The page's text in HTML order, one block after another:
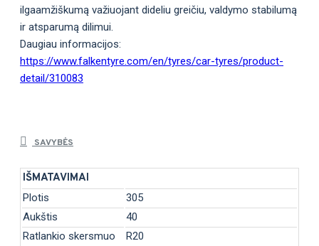
ilgaamžiškumą važiuojant dideliu greičiu, valdymo stabilumą
ir atsparumą dilimui.
Daugiau informacijos:
https://www.falkentyre.com/en/tyres/car-tyres/product-
detail/310083
SAVYBĖS
IŠMATAVIMAI
Plotis
305
Aukštis
40
Ratlankio skersmuo
R20